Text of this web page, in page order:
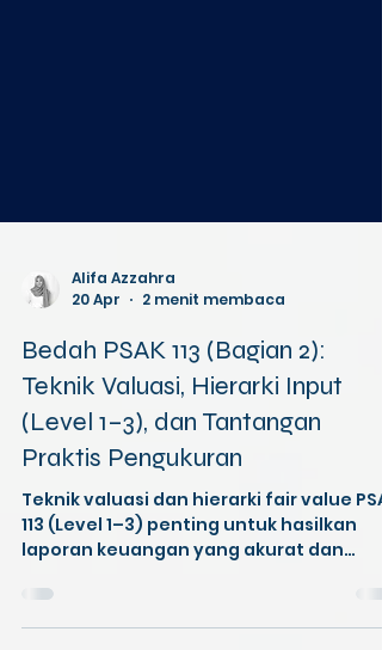
Alifa Azzahra
2 menit membaca
Bedah PSAK 113 (Bagian 2):
Teknik Valuasi, Hierarki Input
(Level 1–3), dan Tantangan
Praktis Pengukuran
Teknik valuasi dan hierarki fair value
113 (Level 1–3) penting untuk hasilkan